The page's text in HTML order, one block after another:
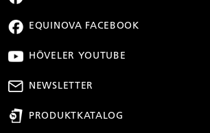
EQUINOVA FACEBOOK
HÖVELER YOUTUBE
NEWSLETTER
PRODUKTKATALOG